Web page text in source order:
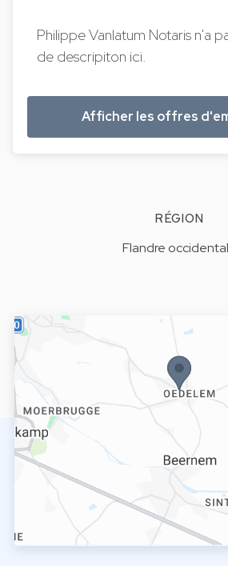
Philippe Vanlatum Notaris n'a
de descripiton ici.
Afficher les offres
RÉGION
Flandre